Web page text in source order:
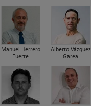
Manuel Herrero
Fuerte
Alberto Vázquez
Garea